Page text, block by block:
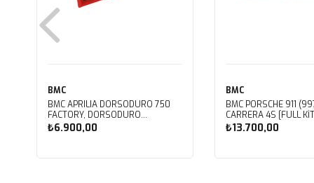
BMC
BMC APRILIA DORSODURO 750
FACTORY, DORSODURO
900, SHIVER 750 GT, SHIVER
750 KUTU İÇİ PERFORMANS HAVA
₺6.900,00
BMC
BMC PORSCHE 911
CARRERA 4S [FULL
PERFORMANS HAVA
FB468/20
₺13.700,00